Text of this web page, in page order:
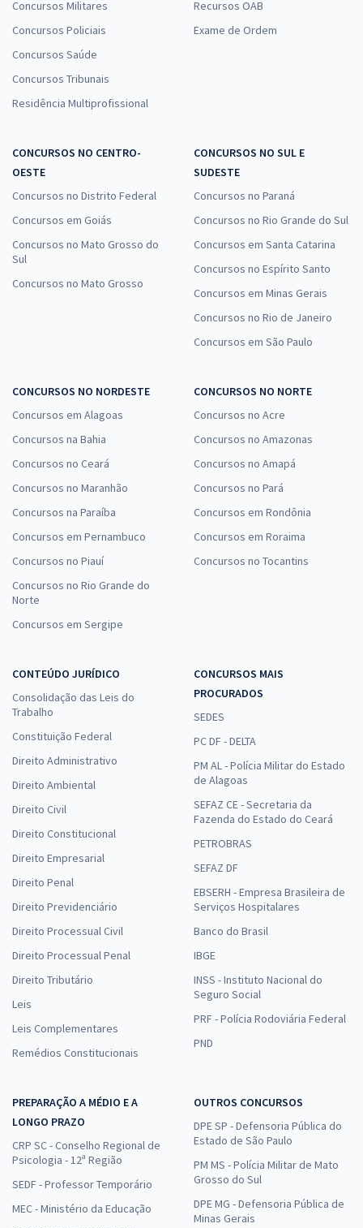
Concursos Militares
Concursos Policiais
Concursos Saúde
Concursos Tribunais
Residência Multiprofissional
Recursos OAB
Exame de Ordem
CONCURSOS NO CENTRO-
OESTE
Concursos no Distrito Federal
Concursos em Goiás
Concursos no Mato Grosso do
Sul
Concursos no Mato Grosso
CONCURSOS NO SUL E
SUDESTE
Concursos no Paraná
Concursos no Rio Grande do Sul
Concursos em Santa Catarina
Concursos no Espírito Santo
Concursos em Minas Gerais
Concursos no Rio de Janeiro
Concursos em São Paulo
CONCURSOS NO NORDESTE
Concursos em Alagoas
Concursos na Bahia
Concursos no Ceará
Concursos no Maranhão
Concursos na Paraíba
Concursos em Pernambuco
Concursos no Piauí
Concursos no Rio Grande do
Norte
Concursos em Sergipe
CONCURSOS NO NORTE
Concursos no Acre
Concursos no Amazonas
Concursos no Amapá
Concursos no Pará
Concursos em Rondônia
Concursos em Roraima
Concursos no Tocantins
CONTEÚDO JURÍDICO
Consolidação das Leis do
Trabalho
Constituição Federal
Direito Administrativo
Direito Ambiental
Direito Civil
Direito Constitucional
Direito Empresarial
Direito Penal
Direito Previdenciário
Direito Processual Civil
Direito Processual Penal
Direito Tributário
Leis
Leis Complementares
Remédios Constitucionais
CONCURSOS MAIS
PROCURADOS
SEDES
PC DF - DELTA
PM AL - Polícia Militar do Estado
de Alagoas
SEFAZ CE - Secretaria da
Fazenda do Estado do Ceará
PETROBRAS
SEFAZ DF
EBSERH - Empresa Brasileira de
Serviços Hospitalares
Banco do Brasil
IBGE
INSS - Instituto Nacional do
Seguro Social
PRF - Polícia Rodoviária Federal
PND
PREPARAÇÃO A MÉDIO E A
LONGO PRAZO
CRP SC - Conselho Regional de
Psicologia - 12ª Região
SEDF - Professor Temporário
MEC - Ministério da Educação
OUTROS CONCURSOS
DPE SP - Defensoria Pública do
Estado de São Paulo
PM MS - Polícia Militar de Mato
Grosso do Sul
DPE MG - Defensoria Pública de
Minas Gerais